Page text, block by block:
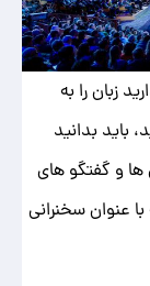
زبان را به
باید بدانید
‌ها و گفتگو های
عنوان سخنرانی